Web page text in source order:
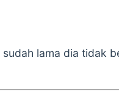
lama dia tidak